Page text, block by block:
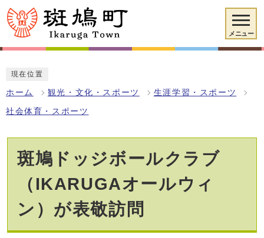
メニュー
現在位置
ホーム 観光・文化・スポーツ 生涯学習・スポーツ
社会体育・スポーツ
斑鳩ドッジボールクラブ
（IKARUGAオールウィ
ン）が表敬訪問